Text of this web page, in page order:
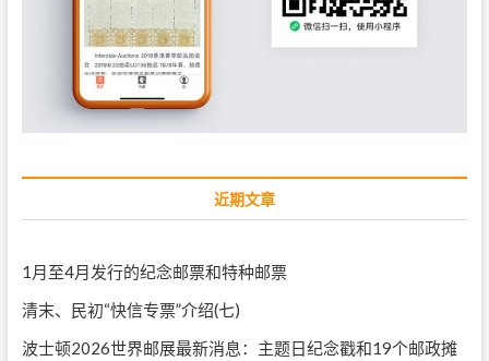
近期文章
1月至4月发行的纪念邮票和特种邮票
清末、民初“快信专票”介绍(七)
波士顿2026世界邮展最新消息：主题日纪念戳和19个邮政摊